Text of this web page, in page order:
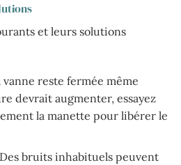
et leurs solutions
reste fermée même
devrait augmenter, essayez
la manette pour libérer le
bruits inhabituels peuvent